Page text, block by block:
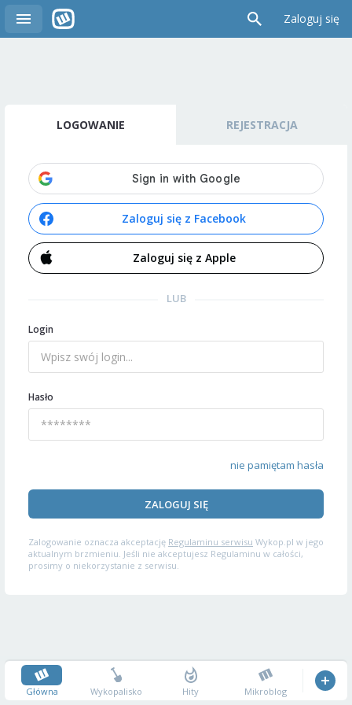
Zaloguj się
LOGOWANIE REJESTRACJA
Zaloguj się z Facebook
Zaloguj się z Apple
LUB
Login
Hasło
nie pamiętam hasła
ZALOGUJ SIĘ
Zalogowanie oznacza akceptację Regulaminu serwisu Wykop.pl w jego
aktualnym brzmieniu. Jeśli nie akceptujesz Regulaminu w całości,
prosimy o niekorzystanie z serwisu.
Główna Wykopalisko Hity Mikroblog